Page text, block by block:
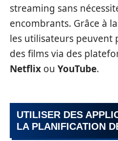
streaming sans
encombrants. Grâce à
les utilisateurs
des films via des
Netflix ou YouTube.
UTILISER DES
LA PLANIFICATION